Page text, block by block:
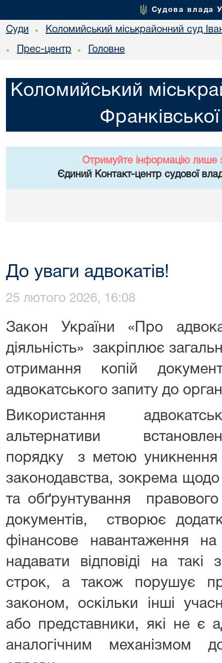
Судова влада
Суди • Коломийський міськрайонний суд
• Прес-центр • Головне
Коломийський
Отримуйте інформацію лише
Єдиний Контакт-центр судової
До уваги адвокатів!
25 лютого 2026, 16:08
Закон України «Про
діяльність» закріплює
отримання копій
адвокатського запиту до
Використання
альтернативи
порядку з метою уникнення
законодавства, зокрема
та обґрунтування
документів, створює
фінансове навантаження
надавати відповіді на
строк, а також порушує
законом, оскільки інші
або представники, які не є
аналогічним механізмом